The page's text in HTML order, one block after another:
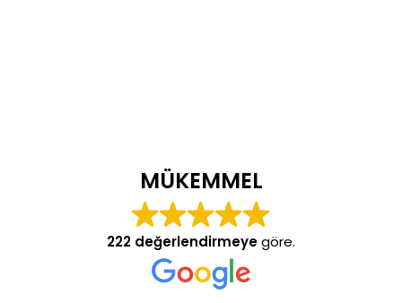
MÜKEMMEL
222 değerlendirmeyegöre.